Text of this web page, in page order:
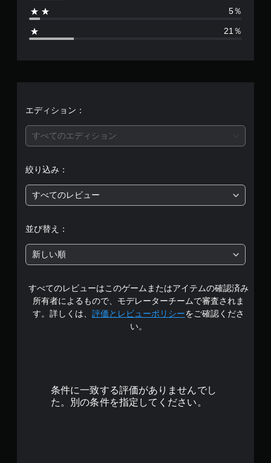
9
5
段
中
の
3
.
5％
21％
エディション：
すべてのエディション
絞り込み：
すべてのレビュー
並び替え：
新しい順
すべてのレビューはこのゲームまたはアイテムの確認済み
所有者によるもので、モデレーターチームで審査されま
す。詳しくは、 評価とレビューポリシーをご確認くださ
い。
条件に一致する評価がありませんでし
た。別の条件を指定してください。